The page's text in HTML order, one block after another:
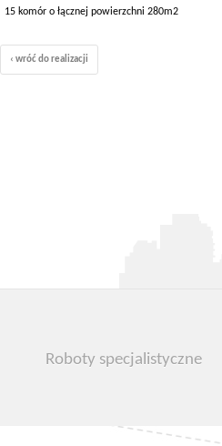
15 komór o łącznej powierzchni 280m2
‹ wróć do realizacji
Roboty specjalistyczne